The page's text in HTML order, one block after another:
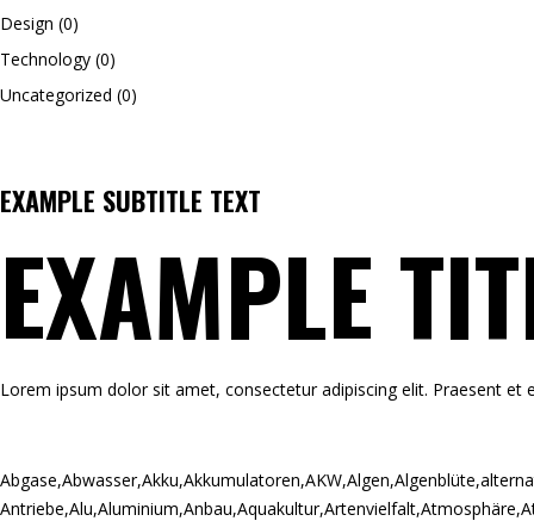
Design (0)
Technology (0)
Uncategorized (0)
EXAMPLE SUBTITLE TEXT
EXAMPLE
Lorem ipsum dolor sit amet, consectetur adipiscing elit. Praesent et
Abgase,Abwasser,Akku,Akkumulatoren,AKW,Algen,Algenblüte,
Antriebe,Alu,Aluminium,Anbau,Aquakultur,Artenvielfalt,Atmosphäre,